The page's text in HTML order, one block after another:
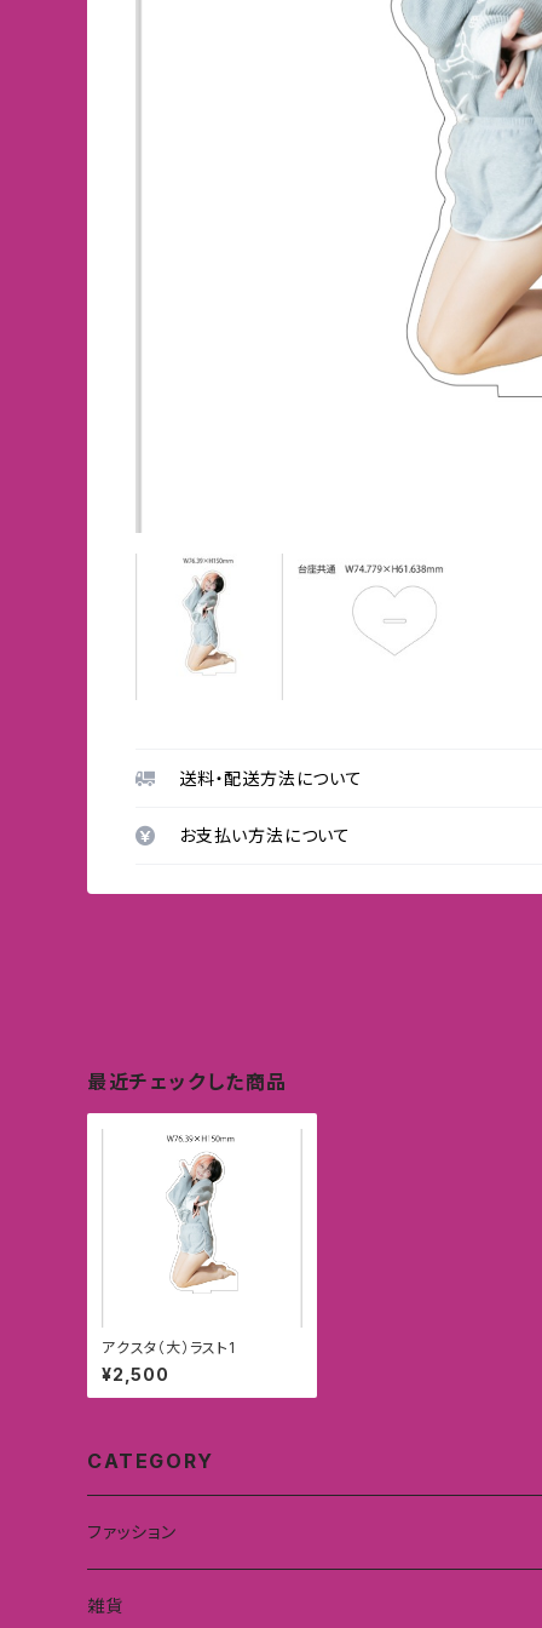
送料・配送方法について
お支払い方法について
最近チェックした商品
アクスタ（大）ラスト1
¥2,500
CATEGORY
ファッション
雑貨